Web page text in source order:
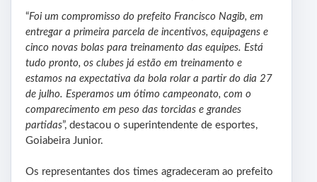
“Foi um compromisso do prefeito Francisco Nagib, em
entregar a primeira parcela de incentivos, equipagens e
cinco novas bolas para treinamento das equipes. Está
tudo pronto, os clubes já estão em treinamento e
estamos na expectativa da bola rolar a partir do dia 27
de julho. Esperamos um ótimo campeonato, com o
comparecimento em peso das torcidas e grandes
partidas”, destacou o superintendente de esportes,
Goiabeira Junior.
Os representantes dos times agradeceram ao prefeito